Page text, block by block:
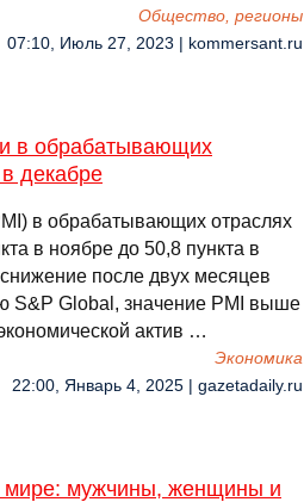
Общество, регионы
07:10, Июль 27, 2023 | kommersant.ru
в обрабатывающих
декабре
в обрабатывающих отраслях
в ноябре до 50,8 пункта в
после двух месяцев
S&P Global, значение PMI выше
актив …
Экономика
22:00, Январь 4, 2025 | gazetadaily.ru
мире: мужчины, женщины и